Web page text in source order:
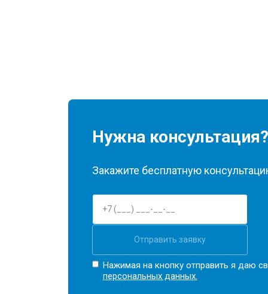
Нужна консультация?
Закажите бесплатную
Отправить заявку
Нажимая на кнопку отправить я даю
персональных данных.